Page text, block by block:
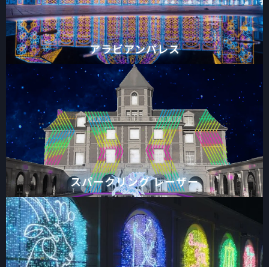
アラビアンパレス
スパークリング レーザー